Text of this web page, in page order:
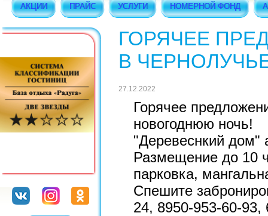
АКЦИИ ПРАЙС УСЛУГИ НОМЕРНОЙ ФОНД
ГОРЯЧЕЕ
В
27.12.2022
Горячее
новогоднюю ночь!
"Деревеснкий дом"
Размещение до 10
парковка,
Спешите
24, 8950-953-60-93,